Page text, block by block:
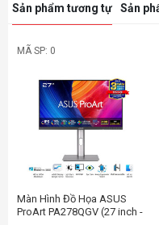
Sản phẩm tương tự Sản
MÃ SP: 0
Màn Hình Đồ Họa ASUS
ProArt PA278QGV (27 inch -